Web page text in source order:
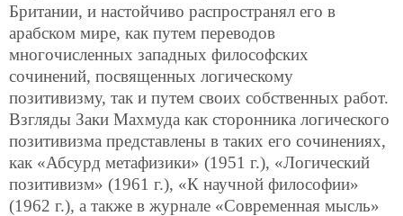
Британии, и настойчиво распространял его в
арабском мире, как путем переводов
многочисленных западных философских
сочинений, посвященных логическому
позитивизму, так и путем своих собственных работ.
Взгляды Заки Махмуда как сторонника логического
позитивизма представлены в таких его сочинениях,
как «Абсурд метафизики» (1951 г.), «Логический
позитивизм» (1961 г.), «К научной философии»
(1962 г.), а также в журнале «Современная мысль»